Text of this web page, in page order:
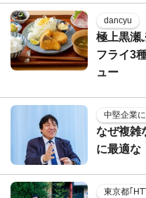
dancyu
極上黒瀬
フライ3
ュー
中堅企業
なぜ複雑
に最適な
東京都｢